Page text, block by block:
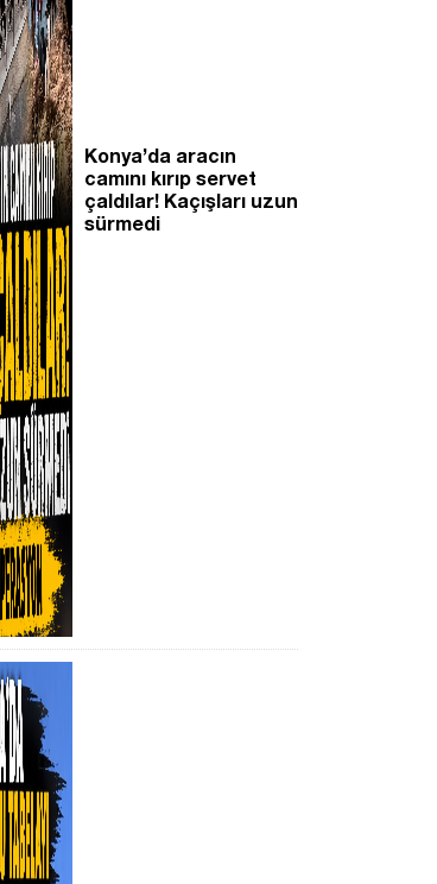
Konya’da aracın
camını kırıp servet
çaldılar! Kaçışları uzun
sürmedi